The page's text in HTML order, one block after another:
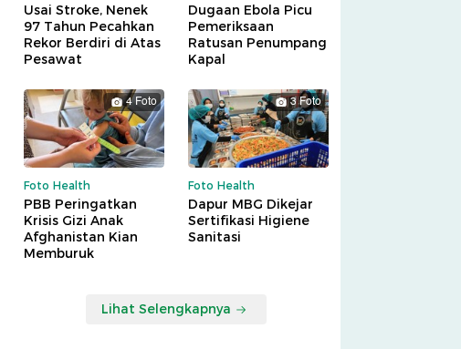
Usai Stroke, Nenek
97 Tahun Pecahkan
Rekor Berdiri di Atas
Pesawat
Dugaan Ebola Picu
Pemeriksaan
Ratusan Penumpang
Kapal
4 Foto
Foto Health
PBB Peringatkan
Krisis Gizi Anak
Afghanistan Kian
Memburuk
3 Foto
Foto Health
Dapur MBG Dikejar
Sertifikasi Higiene
Sanitasi
Lihat Selengkapnya